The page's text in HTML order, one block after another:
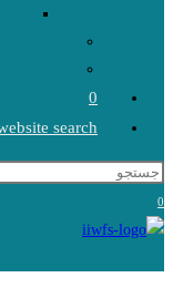
0
search
0